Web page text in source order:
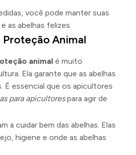
você pode manter suas
as abelhas felizes.
Proteção Animal
animal é muito
Ela garante que as abelhas
É essencial que os apicultores
para apicultorespara agir de
a cuidar bem das abelhas. Elas
higiene e onde as abelhas